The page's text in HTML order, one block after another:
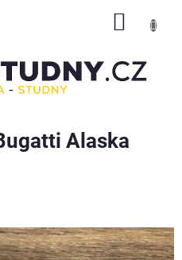
Alaska